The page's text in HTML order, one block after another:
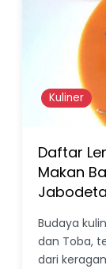
Kuliner
Daftar
Makan
Budaya
dan Toba,
dari